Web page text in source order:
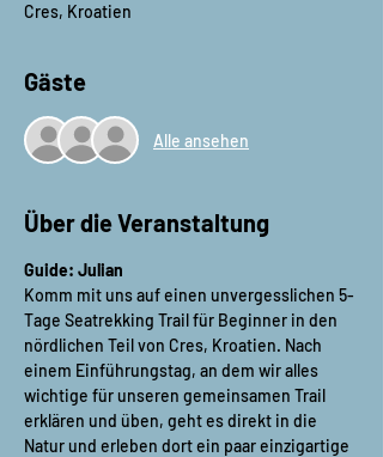
Cres, Kroatien
Gäste
Alle ansehen
Über die Veranstaltung
Guide: Julian
Komm mit uns auf einen unvergesslichen 5-
Tage Seatrekking Trail für Beginner in den
nördlichen Teil von Cres, Kroatien. Nach
einem Einführungstag, an dem wir alles
wichtige für unseren gemeinsamen Trail
erklären und üben, geht es direkt in die
Natur und erleben dort ein paar einzigartige